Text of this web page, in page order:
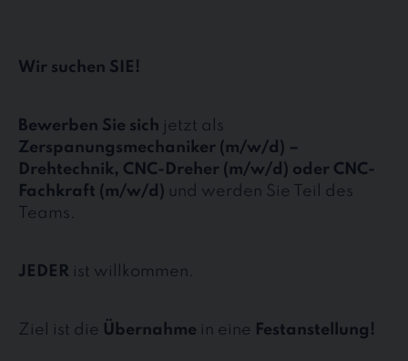
Wir suchen SIE!
Bewerben Sie sich jetzt als
Zerspanungsmechaniker (m/w/d) –
Drehtechnik, CNC-Dreher (m/w/d) oder CNC-
Fachkraft (m/w/d) und werden Sie Teil des
Teams.
JEDER ist willkommen.
Ziel ist die Übernahme in eine Festanstellung!